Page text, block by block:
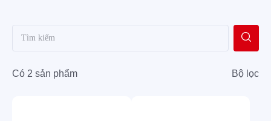
Có 2 sản phẩm Bộ lọc